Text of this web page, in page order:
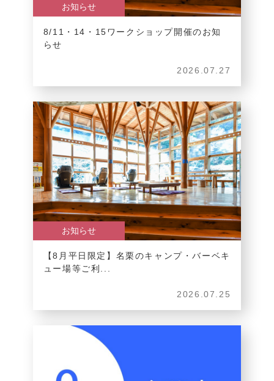
8/11・14・15ワークショップ開催のお知
らせ
2026.07.27
お知らせ
【8月平日限定】名栗のキャンプ・バーベキ
ュー場等ご利...
2026.07.25
お知らせ